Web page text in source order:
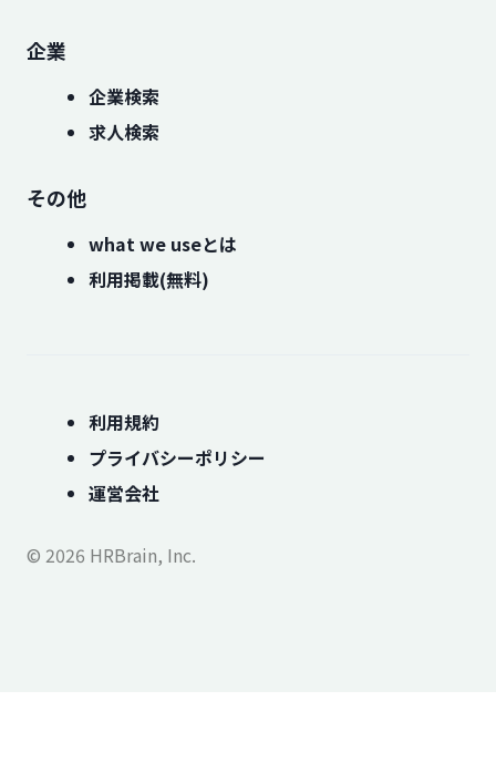
企業
企業検索
求人検索
その他
what we useとは
利用掲載(無料)
利用規約
プライバシーポリシー
運営会社
© 2026 HRBrain, Inc.